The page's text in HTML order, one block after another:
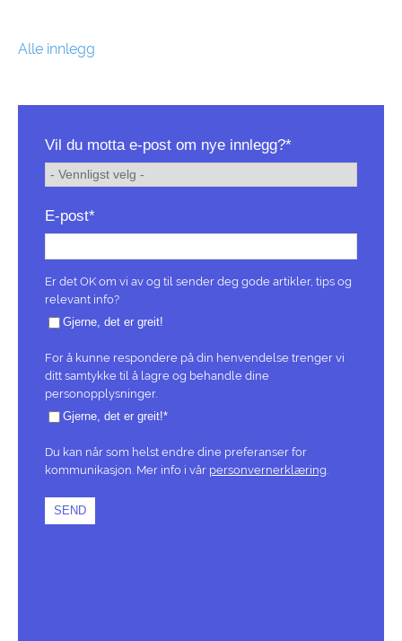
Alle innlegg
Vil du motta e-post om nye innlegg?*
E-post*
Er det OK om vi av og til sender deg gode artikler, tips og
relevant info?
Gjerne, det er greit!
For å kunne respondere på din henvendelse trenger vi
ditt samtykke til å lagre og behandle dine
personopplysninger.
Gjerne, det er greit!*
Du kan når som helst endre dine preferanser for
kommunikasjon. Mer info i vår personvernerklæring.